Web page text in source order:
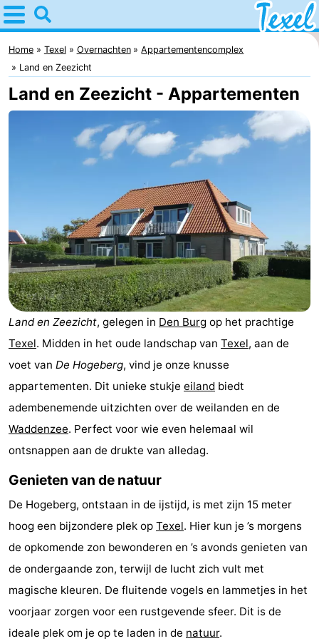
Home
Texel
Tips
Voor
Burg
Den
Hoorn
-
De
Cocksdorp
-
De
Koog
-
Oudeschild
-
De
Waal
-
Oosterend
Natuur
Mooiste
Appartementen
-
Bosch
en
Zee
-
De
Vlijt
-
Hoeve
-
Home Texel Overnachten
Appartementencomplex
Land en Zeezicht
Land en Zeezicht - Appartementen
Land en Zeezicht, gelegen in Den Burg op het prachtige
Texel. Midden in het oude landschap van Texel, aan de
voet van De Hogeberg, vind je onze knusse
appartementen. Dit unieke stukje eiland biedt
adembenemende uitzichten over de weilanden en de
Waddenzee. Perfect voor wie even helemaal wil
ontsnappen aan de drukte van alledag.
Genieten van de natuur
De Hogeberg, ontstaan in de ijstijd, is met zijn 15 meter
hoog een bijzondere plek op Texel. Hier kun je ’s morgens
de opkomende zon bewonderen en ’s avonds genieten van
de ondergaande zon, terwijl de lucht zich vult met
magische kleuren. De fluitende vogels en lammetjes in het
voorjaar zorgen voor een rustgevende sfeer. Dit is de
ideale plek om je op te laden in de natuur.